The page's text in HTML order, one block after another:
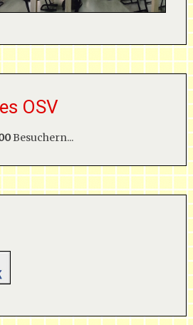
OSV
Besuchern...